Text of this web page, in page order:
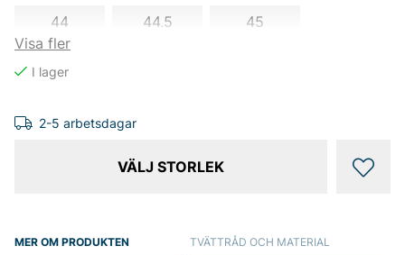
Visa fler
44 44,5 45
2-5 arbetsdagar
VÄLJ STORLEK
MER OM PRODUKTEN TVÄTTRÅD OCH MATERIAL